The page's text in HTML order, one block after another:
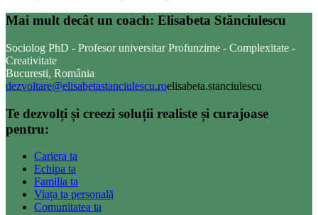
Mai mult decât un coach: Elisabeta Stănciulescu
Sociolog PhD - Profesor universitar Profunzime - Complexitate -
Creativitate
Bucuresti, România
dezvoltare@elisabetastanciulescu.roelisabeta.stanciulescu
Te dezvolți și creezi soluții realiste și curajoase
pentru:
Cariera ta
Echipa ta
Familia ta
Viața ta personală
Comunitatea ta